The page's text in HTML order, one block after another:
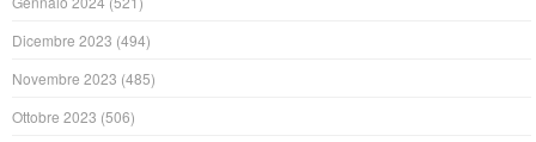
Dicembre 2023 (494)
Novembre 2023 (485)
Ottobre 2023 (506)